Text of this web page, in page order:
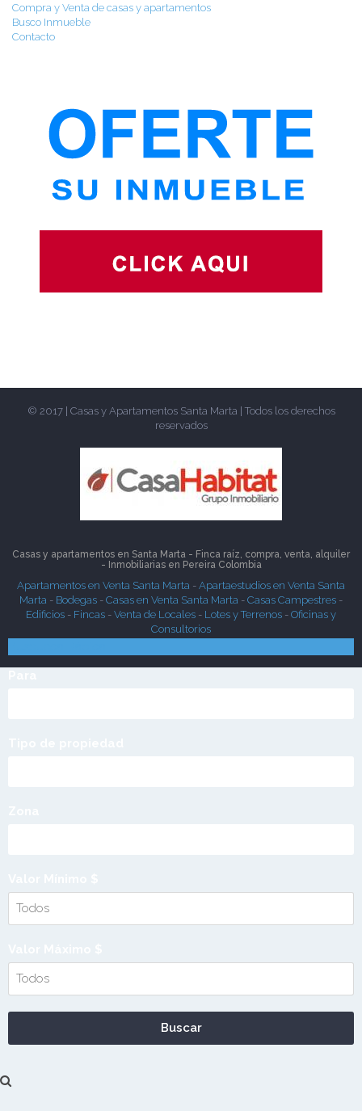
Compra y Venta de casas y apartamentos
Busco Inmueble
Contacto
© 2017 | Casas y Apartamentos Santa Marta | Todos los derechos
reservados
Casas y apartamentos en Santa Marta - Finca raíz, compra, venta, alquiler
- Inmobiliarias en Pereira Colombia
Apartamentos en Venta Santa Marta - Apartaestudios en Venta Santa
Marta - Bodegas - Casas en Venta Santa Marta - Casas Campestres -
Edificios - Fincas - Venta de Locales - Lotes y Terrenos - Oficinas y
Consultorios